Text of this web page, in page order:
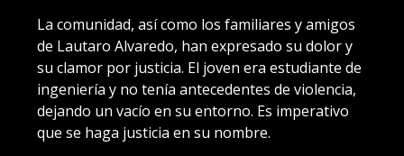
La comunidad, así como los familiares y amigos
de Lautaro Alvaredo, han expresado su dolor y
su clamor por justicia. El joven era estudiante de
ingeniería y no tenía antecedentes de violencia,
dejando un vacío en su entorno. Es imperativo
que se haga justicia en su nombre.